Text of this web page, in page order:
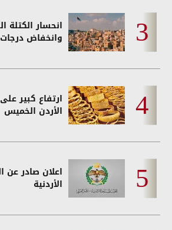
انحسار الكتلة
وانخفاض درجات
ارتفاع كبير
الأردن الخميس
اعلان صادر عن
الأردنية